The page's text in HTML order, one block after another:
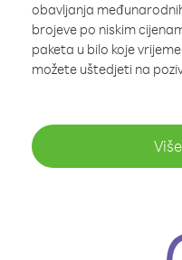
obavljanja
brojeve po niskim
paketa u bilo koje
možete uštedjeti na